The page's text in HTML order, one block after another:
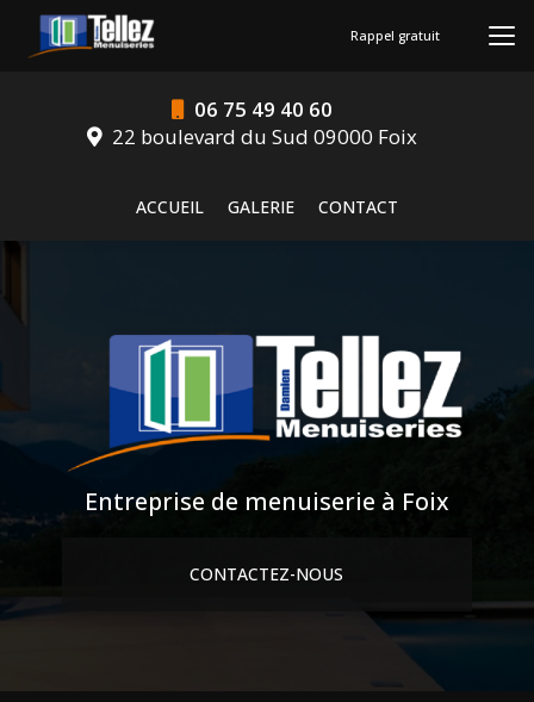
contenu
06 75 49 40 60
22 boulevard du Sud 09000 Foix
ACCUEIL
GALERIE CONTACT
Rappel gratuit
Entreprise de menuiserie à Foix
CONTACTEZ-NOUS